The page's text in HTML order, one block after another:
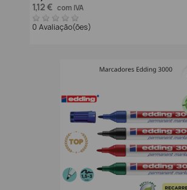
1,12 € com IVA
0 Avaliação(ões)